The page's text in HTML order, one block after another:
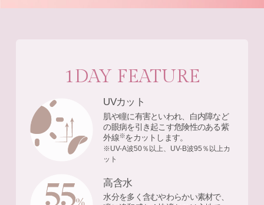
1DAY FEATURE
UVカット
肌や瞳に有害といわれ、白内障など
の眼病を引き起こす危険性のある紫
外線※をカットします。
※UV-A波50％以上、UV-B波95％以上カ
ット
高含水
水分を多く含むやわらかい素材で、